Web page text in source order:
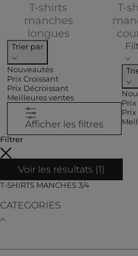
T-shirts
manches
longuesAffiner par
T-
Trier par
Nouveautés
Prix Croissant
Prix Décroissant
Meilleures ventes
Afficher les filtres
Prix
Filtrer
Voir les résultats (1)
T-SHIRTS MANCHES 3/4
CATEGORIES